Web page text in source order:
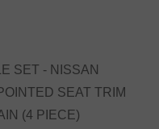
SET - NISSAN
SEAT TRIM
(4 PIECE)